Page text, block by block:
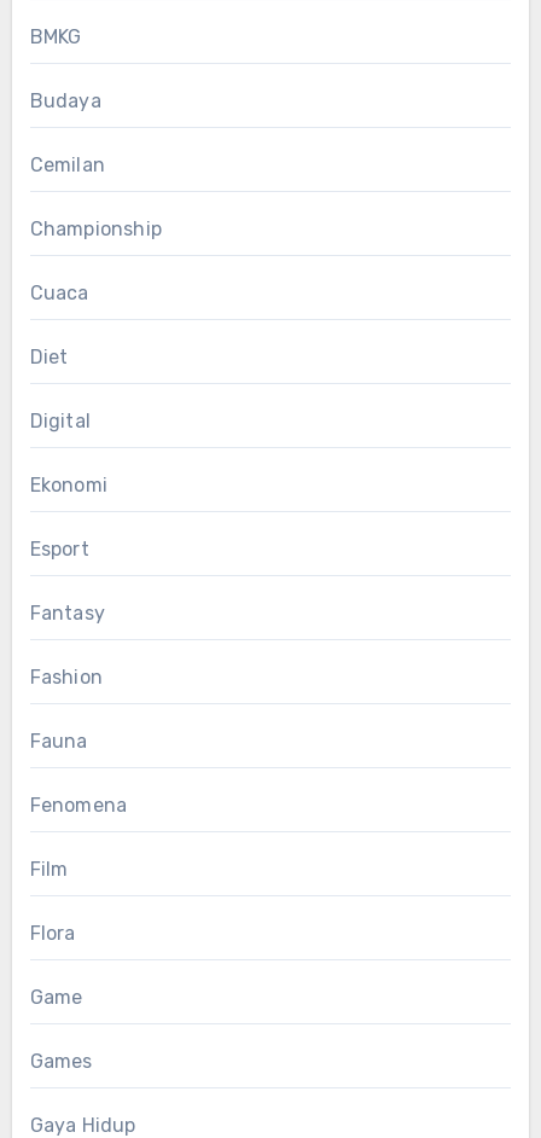
BMKG
Budaya
Cemilan
Championship
Cuaca
Diet
Digital
Ekonomi
Esport
Fantasy
Fashion
Fauna
Fenomena
Film
Flora
Game
Games
Gaya Hidup